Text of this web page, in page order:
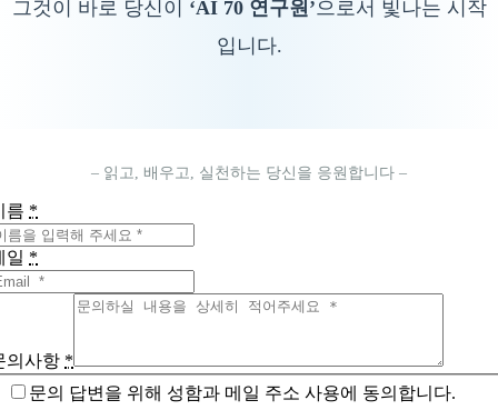
그것이 바로 당신이 ‘AI 70 연구원’ 으로서 빛나는 시작
입니다.
– 읽고, 배우고, 실천하는 당신을 응원합니다 –
름 *
일 *
의사항 *
문의 답변을 위해 성함과 메일 주소 사용에 동의합니다.